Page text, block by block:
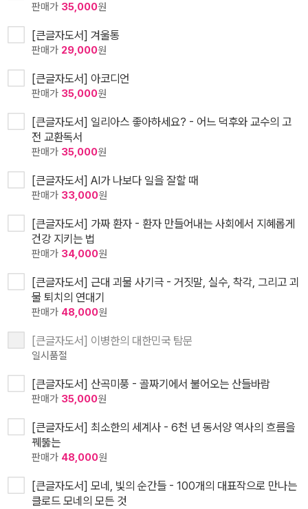
판매가 35,000원
[큰글자도서] 겨울통
판매가 29,000원
[큰글자도서] 아코디언
판매가 35,000원
[큰글자도서] 일리아스 좋아하세요? - 어느 덕후와 교수의 고
전 교환독서
판매가 35,000원
[큰글자도서] AI가 나보다 일을 잘할 때
판매가 33,000원
[큰글자도서] 가짜 환자 - 환자 만들어내는 사회에서 지혜롭게
건강 지키는 법
판매가 34,000원
[큰글자도서] 근대 괴물 사기극 - 거짓말, 실수, 착각, 그리고 괴
물 퇴치의 연대기
판매가 48,000원
[큰글자도서] 이병한의 대한민국 탐문
일시품절
[큰글자도서] 산곡미풍 - 골짜기에서 불어오는 산들바람
판매가 35,000원
[큰글자도서] 최소한의 세계사 - 6천 년 동서양 역사의 흐름을
꿰뚫는
판매가 48,000원
[큰글자도서] 모네, 빛의 순간들 - 100개의 대표작으로 만나는
클로드 모네의 모든 것